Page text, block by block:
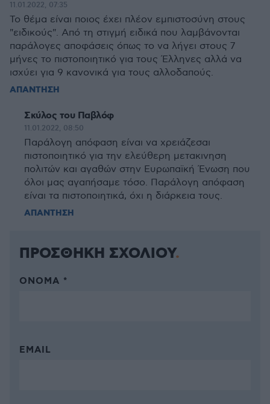
11.01.2022, 07:35
Το θέμα είναι ποιος έχει πλέον εμπιστοσύνη στους
"ειδικούς". Από τη στιγμή ειδικά που λαμβάνονται
παράλογες αποφάσεις όπως το να λήγει στους 7
μήνες το πιστοποιητικό για τους Έλληνες αλλά να
ισχύει για 9 κανονικά για τους αλλοδαπούς.
ΑΠΑΝΤΗΣΗ
Σκύλος του Παβλόφ
11.01.2022, 08:50
Παράλογη απόφαση είναι να χρειάζεσαι
πιστοποιητικό για την ελεύθερη μετακινηση
πολιτών και αγαθών στην Ευρωπαϊκή Ένωση που
όλοι μας αγαπήσαμε τόσο. Παράλογη απόφαση
είναι τα πιστοποιητικά, όχι η διάρκεια τους.
ΑΠΑΝΤΗΣΗ
ΠΡΟΣΘΗΚΗ ΣΧΟΛΙΟΥ
ΌΝΟΜΑ *
EMAIL